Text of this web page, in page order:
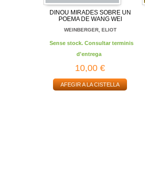
DINOU MIRADES SOBRE UN
POEMA DE WANG WEI
WEINBERGER, ELIOT
Sense stock. Consultar terminis
d'entrega
10,00 €
AFEGIR A LA CISTELLA